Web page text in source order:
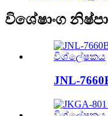
විශේෂාංග
JNL-